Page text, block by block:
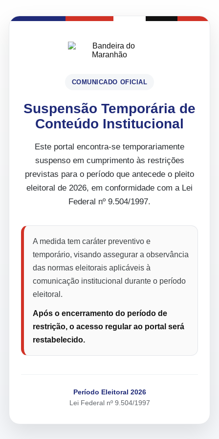
COMUNICADO OFICIAL
Suspensão Temporária de
Conteúdo Institucional
Este portal encontra-se temporariamente
suspenso em cumprimento às restrições
previstas para o período que antecede o pleito
eleitoral de 2026, em conformidade com a Lei
Federal nº 9.504/1997.
A medida tem caráter preventivo e
temporário, visando assegurar a observância
das normas eleitorais aplicáveis à
comunicação institucional durante o período
eleitoral.
Após o encerramento do período de
restrição, o acesso regular ao portal será
restabelecido.
Período Eleitoral 2026
Lei Federal nº 9.504/1997